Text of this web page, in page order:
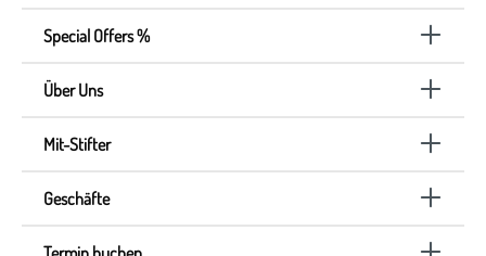
Special Offers %
Über Uns
Mit-Stifter
Geschäfte